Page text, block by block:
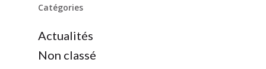
Catégories
Actualités
Non classé